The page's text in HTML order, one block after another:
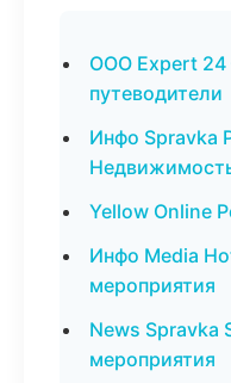
ООО Expert
путеводители
Инфо Spravka
Yellow Online
Инфо Media
мероприятия
News
мероприятия